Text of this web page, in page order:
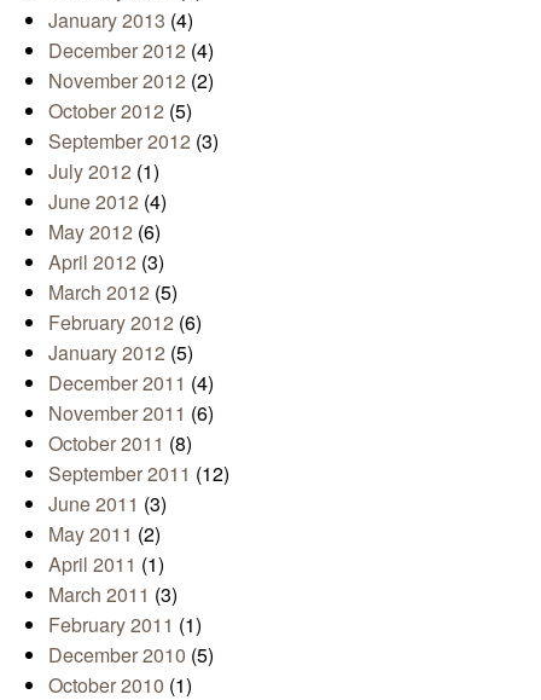
January 2013 (4)
December 2012 (4)
November 2012 (2)
October 2012 (5)
September 2012 (3)
July 2012 (1)
June 2012 (4)
May 2012 (6)
April 2012 (3)
March 2012 (5)
February 2012 (6)
January 2012 (5)
December 2011 (4)
November 2011 (6)
October 2011 (8)
September 2011 (12)
June 2011 (3)
May 2011 (2)
April 2011 (1)
March 2011 (3)
February 2011 (1)
December 2010 (5)
October 2010 (1)